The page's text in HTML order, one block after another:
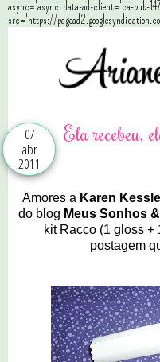
async='async' data-ad-client='ca-pub-
src='https://
07
abr
2011
Ela recebeu,
Amores a Karen
do blog Meus Sonhos
kit Racco (1 gloss +
postagem